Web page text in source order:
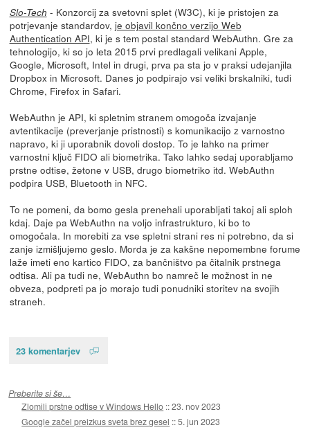
Slo-Tech - Konzorcij za svetovni splet (W3C), ki je pristojen za
potrjevanje standardov, je objavil končno verzijo Web
Authentication API, ki je s tem postal standard WebAuthn. Gre za
tehnologijo, ki so jo leta 2015 prvi predlagali velikani Apple,
Google, Microsoft, Intel in drugi, prva pa sta jo v praksi udejanjila
Dropbox in Microsoft. Danes jo podpirajo vsi veliki brskalniki, tudi
Chrome, Firefox in Safari.
WebAuthn je API, ki spletnim stranem omogoča izvajanje
avtentikacije (preverjanje pristnosti) s komunikacijo z varnostno
napravo, ki ji uporabnik dovoli dostop. To je lahko na primer
varnostni ključ FIDO ali biometrika. Tako lahko sedaj uporabljamo
prstne odtise, žetone v USB, drugo biometriko itd. WebAuthn
podpira USB, Bluetooth in NFC.
To ne pomeni, da bomo gesla prenehali uporabljati takoj ali sploh
kdaj. Daje pa WebAuthn na voljo infrastrukturo, ki bo to
omogočala. In morebiti za vse spletni strani res ni potrebno, da si
zanje izmišljujemo geslo. Morda je za kakšne nepomembne forume
laže imeti eno kartico FIDO, za bančništvo pa čitalnik prstnega
odtisa. Ali pa tudi ne, WebAuthn bo namreč le možnost in ne
obveza, podpreti pa jo morajo tudi ponudniki storitev na svojih
straneh.
23 komentarjev
Preberite si še…
Zlomili prstne odtise v Windows Hello ::23. nov 2023
Google začel preizkus sveta brez gesel ::5. jun 2023